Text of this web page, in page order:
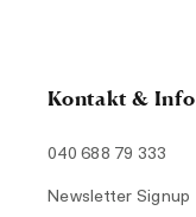
Kontakt & Info
040 688 79 333
Newsletter Signup